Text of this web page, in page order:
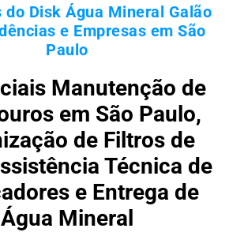
do Disk Água Mineral Galão
e Empresas em São
Paulo
Manutenção de
em São Paulo,
de Filtros de
Técnica de
e Entrega de
Água Mineral